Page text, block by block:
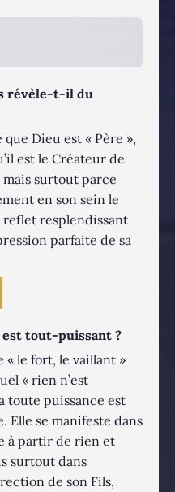
révèle-t-il du
Dieu est « Père »,
est le Créateur de
mais surtout parce
en son sein le
reflet resplendissant
parfaite de sa
est tout-puissant ?
« le fort, le vaillant »
« rien n’est
toute puissance est
Elle se manifeste dans
à partir de rien et
surtout dans
de son Fils,